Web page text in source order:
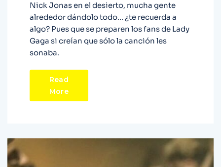
Nick Jonas en el desierto, mucha gente
alrededor dándolo todo... ¿te recuerda a
algo? Pues que se preparen los fans de Lady
Gaga si creían que sólo la canción les
sonaba.
Read
More